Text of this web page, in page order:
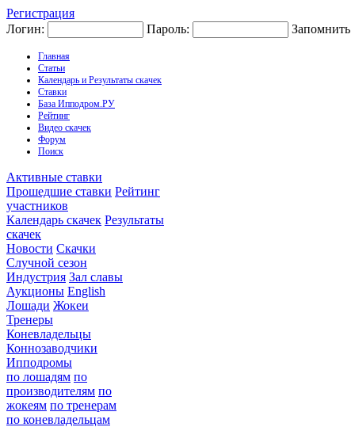
Регистрация
Логин:
Пароль: Запомнить
Главная
Статьи
Календарь и Результаты скачек
Ставки
База Ипподром.РУ
Рейтинг
Видео скачек
Форум
Поиск
Активные ставки
Прошедшие ставки Рейтинг
участников
Календарь скачек Результаты
скачек
Новости Скачки
Случной сезон
Индустрия Зал славы
Аукционы English
Лошади Жокеи
Тренеры
Коневладельцы
Коннозаводчики
Ипподромы
по лошадям по
производителям по
жокеям по тренерам
по коневладельцам